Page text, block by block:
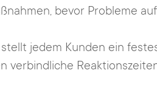
bevor Probleme
stellt jedem Kunden ein
verbindliche